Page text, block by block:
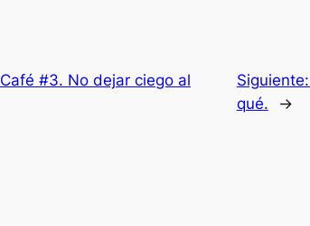
Café #3. No dejar ciego al
Siguiente:
qué.
→